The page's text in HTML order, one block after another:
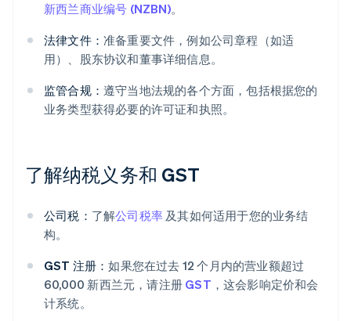
新西兰商业编号 (NZBN)。
法律文件： 准备重要文件，例如公司章程（如适
用）、股东协议和董事详细信息。
监管合规： 遵守当地法规的各个方面，包括根据您的
业务类型获得必要的许可证和执照。
了解纳税义务和 GST
公司税： 了解公司税率 及其如何适用于您的业务结
构。
GST 注册：如果您在过去 12 个月内的营业额超过
60,000 新西兰元，请注册 GST ，这会影响定价和会
计系统。